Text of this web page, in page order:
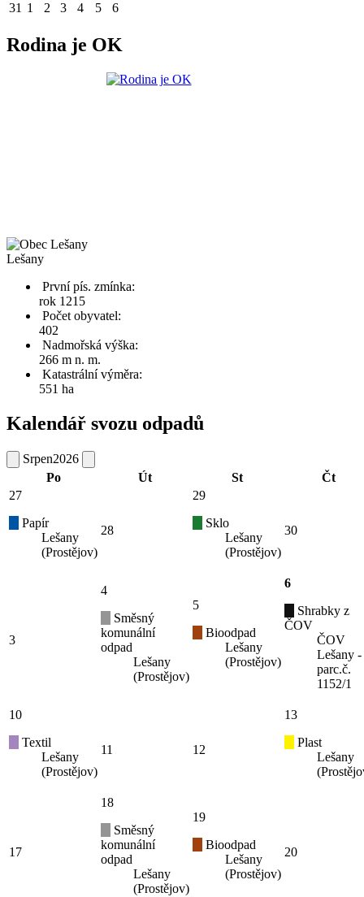
31 1 2 3 4 5 6
Rodina je OK
Lešany
První pís. zmínka:
rok 1215
Počet obyvatel:
402
Nadmořská výška:
266 m n. m.
Katastrální výměra:
551 ha
Kalendář svozu odpadů
Srpen2026
Po
Út St
Čt
27
Papír
Lešany
(Prostějov)
28
29
Sklo
Lešany
(Prostějov)
30
3
4
Směsný
komunální
odpad
Lešany
(Prostějov)
5
Bioodpad
Lešany
(Prostějov)
6
Shrabky z
ČOV
ČOV
Lešany -
parc.č.
1152/1
10
Textil
Lešany
(Prostějov)
11 12
13
Plast
Lešany
17
18
Směsný
komunální
odpad
Lešany
(Prostějov)
19
Bioodpad
Lešany
(Prostějov)
20